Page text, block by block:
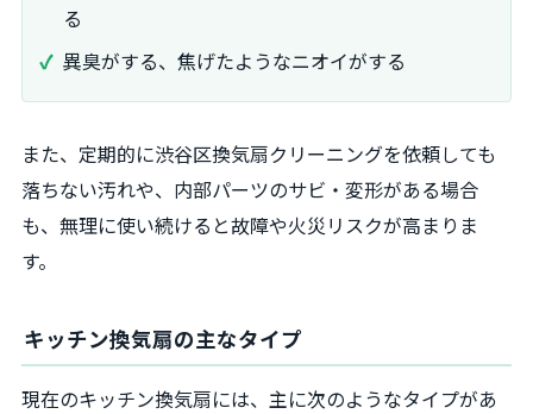
る
異臭がする、焦げたようなニオイがする
また、定期的に渋谷区換気扇クリーニングを依頼しても
落ちない汚れや、内部パーツのサビ・変形がある場合
も、無理に使い続けると故障や火災リスクが高まりま
す。
キッチン換気扇の主なタイプ
現在のキッチン換気扇には、主に次のようなタイプがあ